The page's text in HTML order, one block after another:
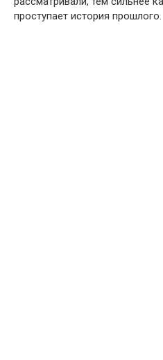
проступает история прошлого.